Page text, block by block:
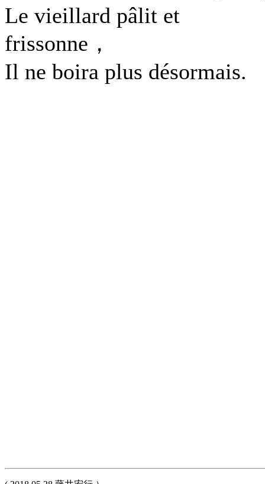
Le vieillard pâlit et
frissonne，
Il ne boira plus désormais.